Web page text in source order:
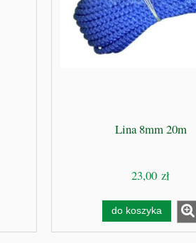
Lina 8mm 20m
23,00 zł
do koszyka